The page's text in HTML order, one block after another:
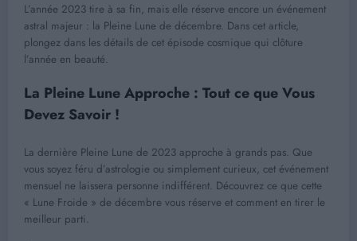
L’année 2023 tire à sa fin, mais elle réserve encore un événement
astral majeur : la Pleine Lune de décembre. Dans cet article,
plongez dans les détails de cet épisode cosmique qui clôture
l’année en beauté.
La Pleine Lune Approche : Tout ce que Vous
Devez Savoir !
La dernière Pleine Lune de 2023 approche à grands pas. Que
vous soyez féru d’astrologie ou simplement curieux, cet événement
mensuel ne laissera personne indifférent. Découvrez ce que cette
« Lune Froide » de décembre vous réserve et comment en tirer le
meilleur parti.